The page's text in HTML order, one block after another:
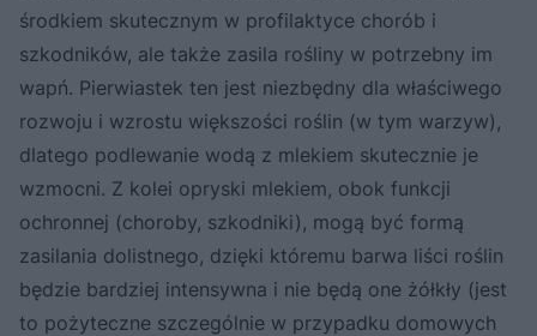
środkiem skutecznym w profilaktyce chorób i
szkodników, ale także zasila rośliny w potrzebny im
wapń. Pierwiastek ten jest niezbędny dla właściwego
rozwoju i wzrostu większości roślin (w tym warzyw),
dlatego podlewanie wodą z mlekiem skutecznie je
wzmocni. Z kolei opryski mlekiem, obok funkcji
ochronnej (choroby, szkodniki), mogą być formą
zasilania dolistnego, dzięki któremu barwa liści roślin
będzie bardziej intensywna i nie będą one żółkły (jest
to pożyteczne szczególnie w przypadku domowych